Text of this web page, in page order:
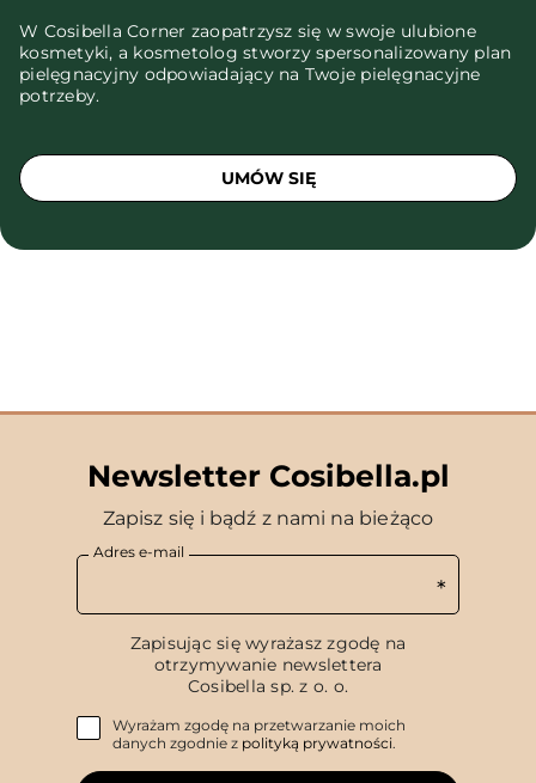
W Cosibella Corner zaopatrzysz się w swoje ulubione
kosmetyki, a kosmetolog stworzy spersonalizowany plan
pielęgnacyjny odpowiadający na Twoje pielęgnacyjne
potrzeby.
UMÓW SIĘ
Newsletter Cosibella.pl
Zapisz się i bądź z nami na bieżąco
Adres e-mail
Zapisując się wyrażasz zgodę na
otrzymywanie newslettera
Cosibella sp. z o. o.
Wyrażam zgodę na przetwarzanie moich
danych zgodnie z polityką prywatności.